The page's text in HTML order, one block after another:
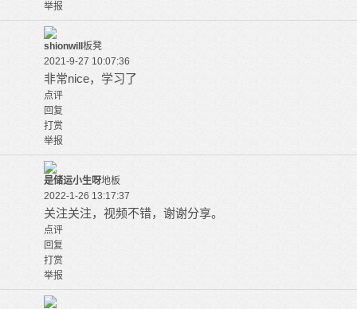
举报
shionwill 板凳
2021-9-27 10:07:36
非常nice，学习了
点评
回复
打赏
举报
是储运小生呀地板
2022-1-26 13:17:37
关注关注，视频不错，谢谢分享。
点评
回复
打赏
举报